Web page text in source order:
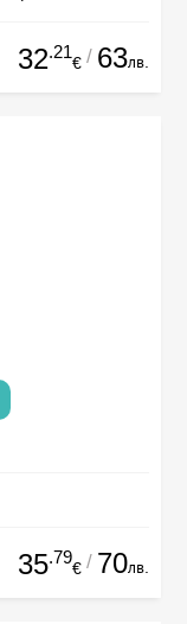
32.21
€ / 63лв.
35.79
€ / 70лв.